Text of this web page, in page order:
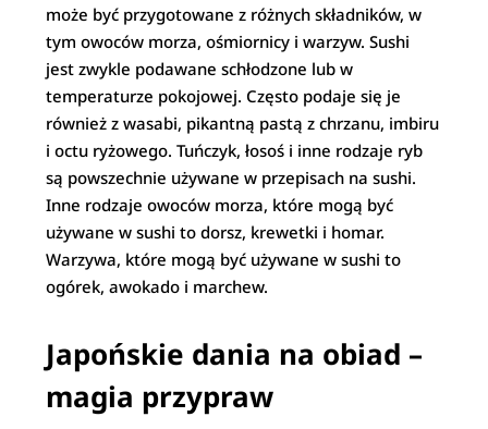
może być przygotowane z różnych składników, w
tym owoców morza, ośmiornicy i warzyw. Sushi
jest zwykle podawane schłodzone lub w
temperaturze pokojowej. Często podaje się je
również z wasabi, pikantną pastą z chrzanu, imbiru
i octu ryżowego. Tuńczyk, łosoś i inne rodzaje ryb
są powszechnie używane w przepisach na sushi.
Inne rodzaje owoców morza, które mogą być
używane w sushi to dorsz, krewetki i homar.
Warzywa, które mogą być używane w sushi to
ogórek, awokado i marchew.
Japońskie dania na obiad –
magia przypraw